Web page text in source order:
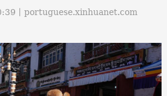
丨portuguese.xinhuanet.com